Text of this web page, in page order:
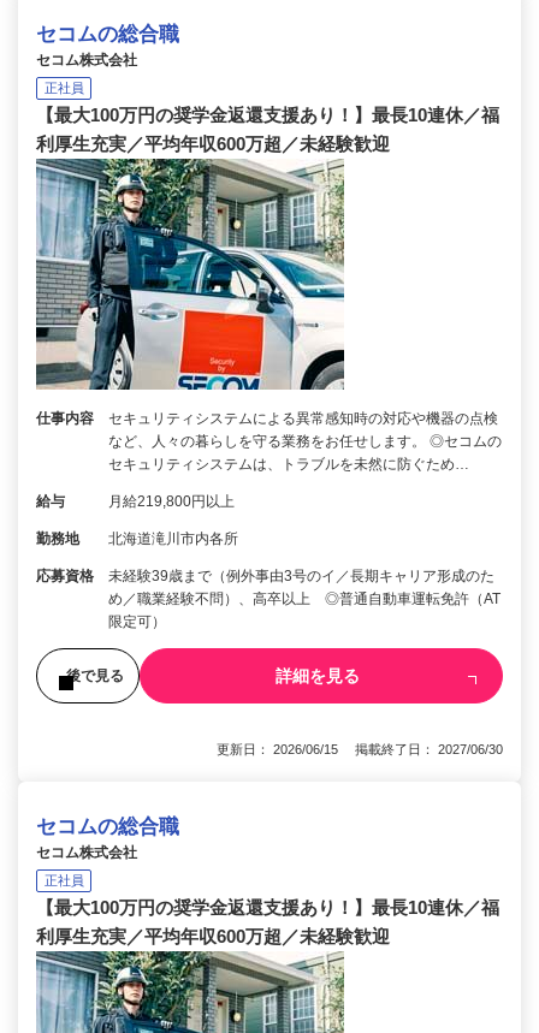
セコムの総合職
セコム株式会社
正社員
【最大100万円の奨学金返還支援あり！】最長10連休／福
利厚生充実／平均年収600万超／未経験歓迎
仕事内容
セキュリティシステムによる異常感知時の対応や機器の点検
など、人々の暮らしを守る業務をお任せします。 ◎セコムの
セキュリティシステムは、トラブルを未然に防ぐため…
給与 月給219,800円以上
勤務地 北海道滝川市内各所
応募資格
未経験39歳まで（例外事由3号のイ／長期キャリア形成のた
め／職業経験不問）、高卒以上 ◎普通自動車運転免許（AT
限定可）
後で見る 詳細を見る
更新日： 2026/06/15 掲載終了日： 2027/06/30
セコムの総合職
セコム株式会社
正社員
【最大100万円の奨学金返還支援あり！】最長10連休／福
利厚生充実／平均年収600万超／未経験歓迎